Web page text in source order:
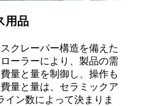
用品
クレーパー構造を備えた
ーラーにより、製品の需
量と量を制御し、操作も
量と量は、セラミックア
イン数によって決まりま